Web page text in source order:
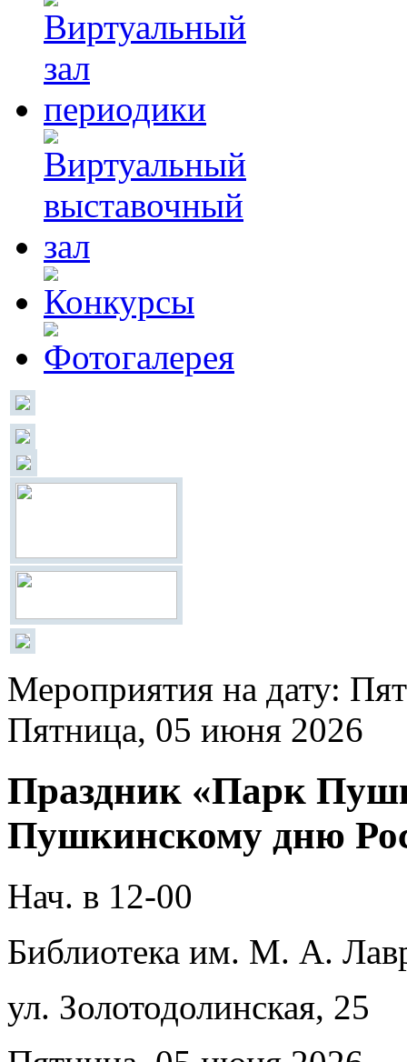
Мероприятия на дату:
Пятница, 05 июня 2026
Праздник «Парк
Пушкинскому дню
Нач. в 12-00
Библиотека им. М. А.
ул. Золотодолинская, 25